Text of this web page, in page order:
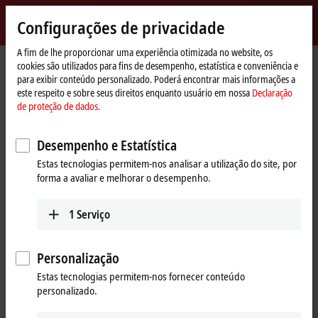
Beckhoff
-
New
Automation
Technology
myBeckhoff
Página
Inicial
Products MX-System MRxxxx | Relay modules
MRxxxx | Relay modules
Tabular product overview Product finder
Safe switching of high power levels
connecting actuators and sensors to the MX-System. The MR1xxx relay
modules allow direct switching of single-phase loads such as lighting
or fans. Thanks to their integrated digital I/Os, the modules are also
versatile. Three-phase asynchronous motors can be started using the
Configurações de privacidade
A fim de lhe proporcionar uma experiência otimizada no website, os
cookies são utilizados para fins de desempenho, estatística e conveniência e
para exibir conteúdo personalizado. Poderá encontrar mais informações a
este respeito e sobre seus direitos enquanto usuário em nossa Declaração
de proteção de dados.
Desempenho e Estatística
Estas tecnologias permitem-nos analisar a utilização do site, por
forma a avaliar e melhorar o desempenho.
1 Serviço
Personalização
Estas tecnologias permitem-nos fornecer conteúdo
personalizado.